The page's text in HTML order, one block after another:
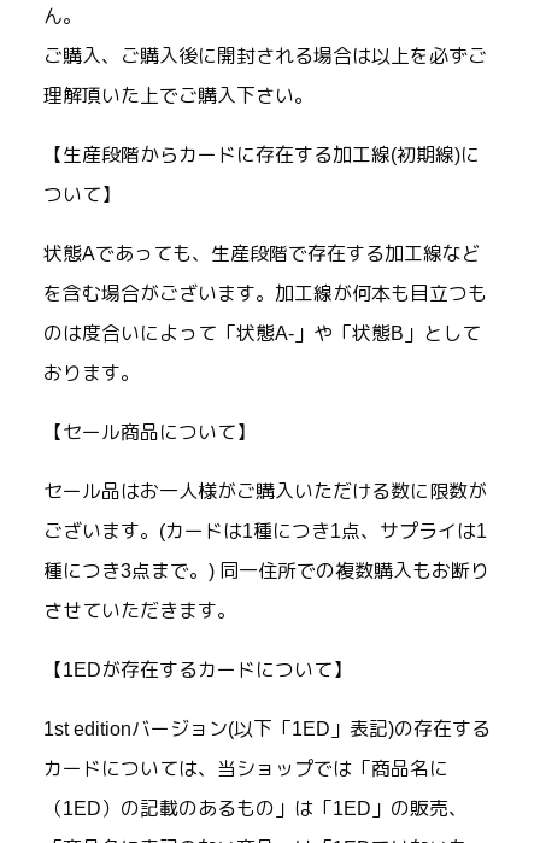
ん。
ご購入、ご購入後に開封される場合は以上を必ずご
理解頂いた上でご購入下さい。
【生産段階からカードに存在する加工線(初期線)に
ついて】
状態Aであっても、生産段階で存在する加工線など
を含む場合がございます。加工線が何本も目立つも
のは度合いによって「状態A-」や「状態B」として
おります。
【セール商品について】
セール品はお一人様がご購入いただける数に限数が
ございます。(カードは1種につき1点、サプライは1
種につき3点まで。) 同一住所での複数購入もお断り
させていただきます。
【1EDが存在するカードについて】
1st editionバージョン(以下「1ED」表記)の存在する
カードについては、当ショップでは「商品名に
（1ED）の記載のあるもの」は「1ED」の販売、